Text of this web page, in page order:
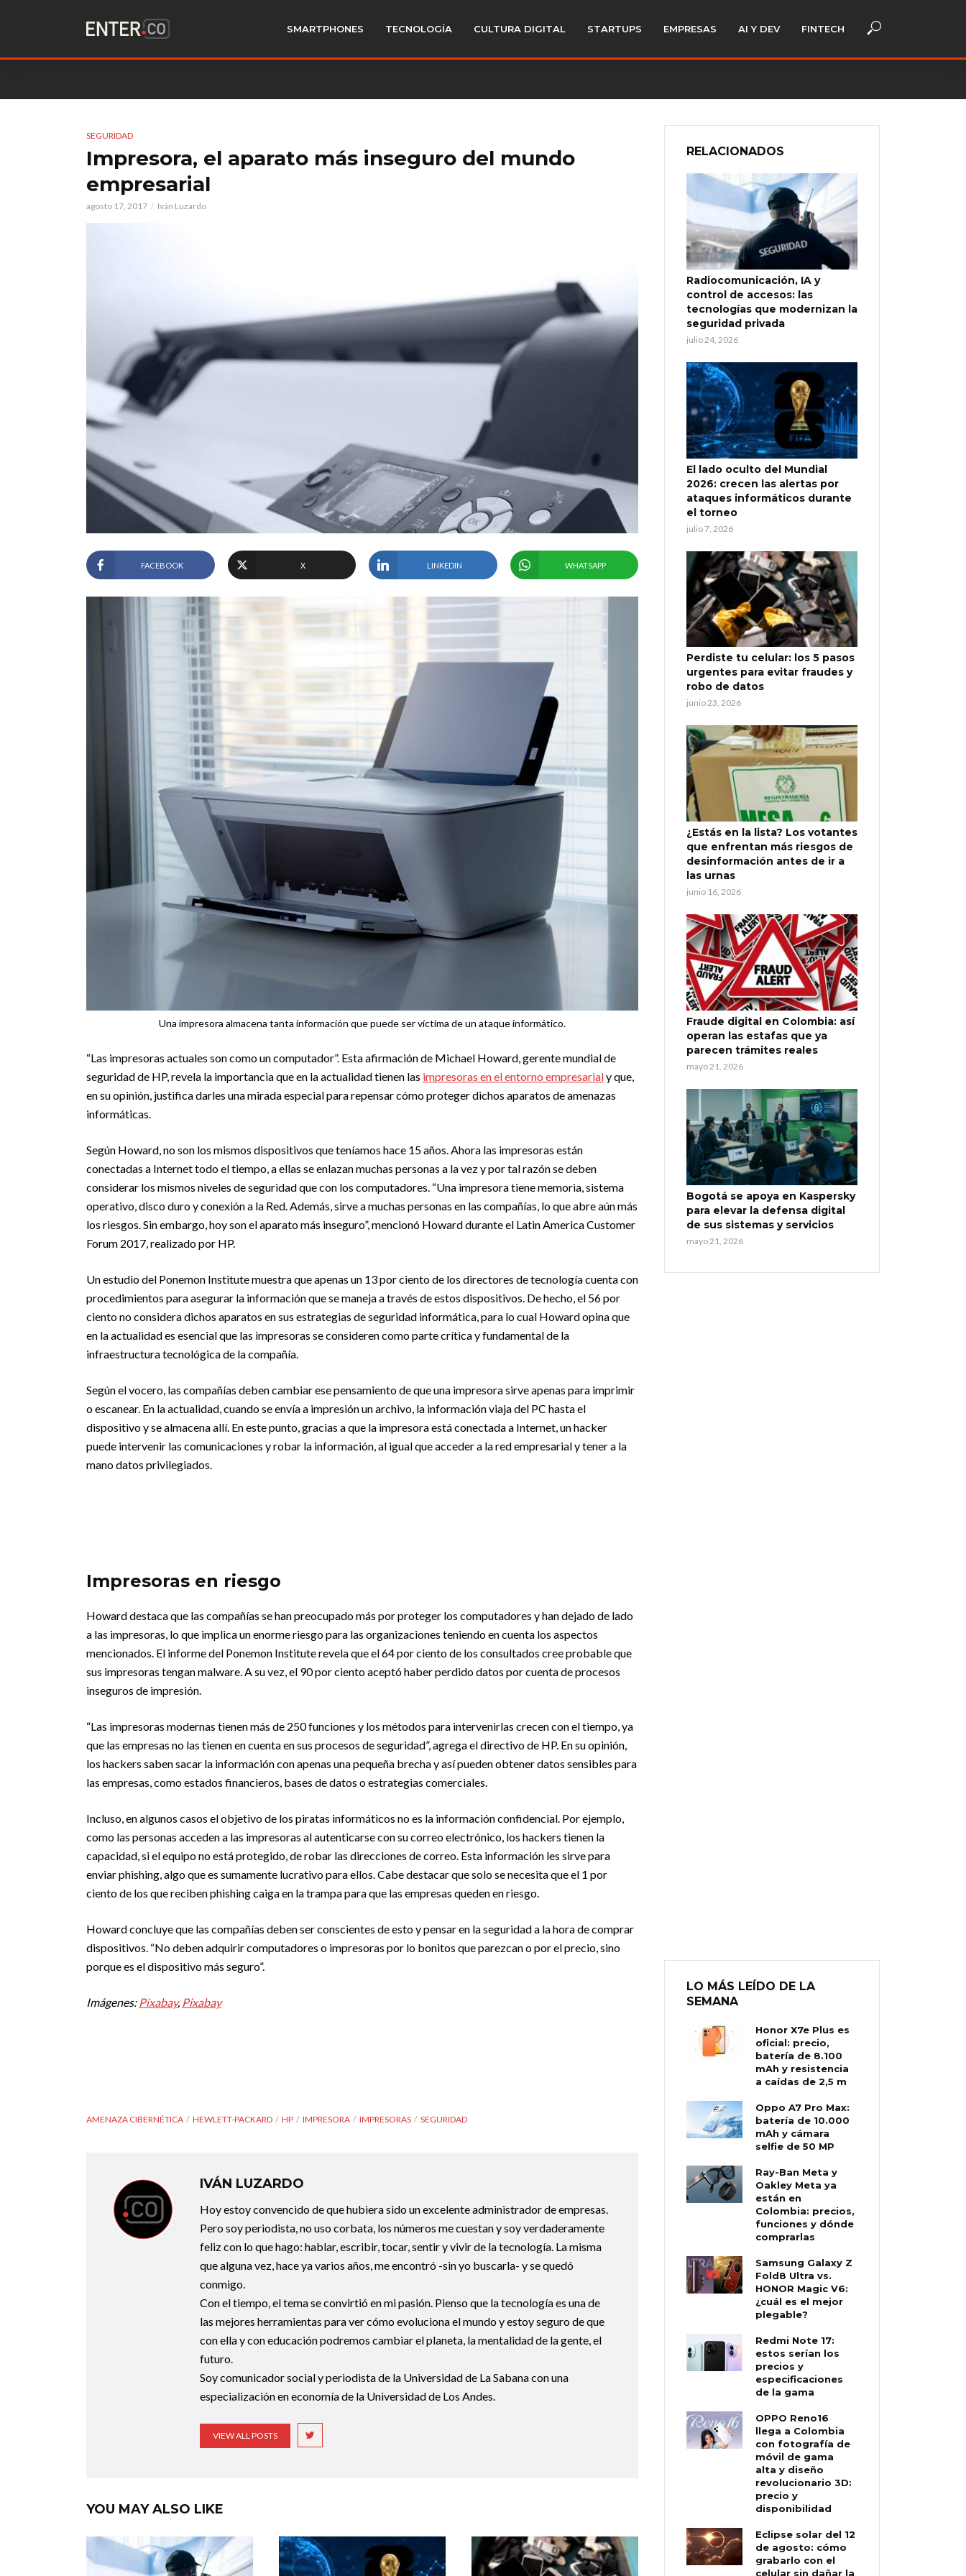
SMARTPHONES TECNOLOGÍA CULTURA DIGITAL STARTUPS EMPRESAS AI Y DEV FINTECH
SEGURIDAD
Impresora, el aparato más inseguro del mundo
empresarial
agosto 17, 2017 Iván Luzardo
FACEBOOK X LINKEDIN WHATSAPP
Una impresora almacena tanta información que puede ser víctima de un ataque informático.
“Las impresoras actuales son como un computador”. Esta afirmación de Michael Howard, gerente mundial de
seguridad de HP, revela la importancia que en la actualidad tienen las impresoras en el entorno empresarialy que,
en su opinión, justifica darles una mirada especial para repensar cómo proteger dichos aparatos de amenazas
informáticas.
Según Howard, no son los mismos dispositivos que teníamos hace 15 años. Ahora las impresoras están
conectadas a Internet todo el tiempo, a ellas se enlazan muchas personas a la vez y por tal razón se deben
considerar los mismos niveles de seguridad que con los computadores. “Una impresora tiene memoria, sistema
operativo, disco duro y conexión a la Red. Además, sirve a muchas personas en las compañías, lo que abre aún más
los riesgos. Sin embargo, hoy son el aparato más inseguro”, mencionó Howard durante el Latin America Customer
Forum 2017, realizado por HP.
Un estudio del Ponemon Institute muestra que apenas un 13 por ciento de los directores de tecnología cuenta con
procedimientos para asegurar la información que se maneja a través de estos dispositivos. De hecho, el 56 por
ciento no considera dichos aparatos en sus estrategias de seguridad informática, para lo cual Howard opina que
en la actualidad es esencial que las impresoras se consideren como parte crítica y fundamental de la
infraestructura tecnológica de la compañía.
Según el vocero, las compañías deben cambiar ese pensamiento de que una impresora sirve apenas para imprimir
o escanear. En la actualidad, cuando se envía a impresión un archivo, la información viaja del PC hasta el
dispositivo y se almacena allí. En este punto, gracias a que la impresora está conectada a Internet, un hacker
puede intervenir las comunicaciones y robar la información, al igual que acceder a la red empresarial y tener a la
mano datos privilegiados.
Impresoras en riesgo
Howard destaca que las compañías se han preocupado más por proteger los computadores y han dejado de lado
a las impresoras, lo que implica un enorme riesgo para las organizaciones teniendo en cuenta los aspectos
mencionados. El informe del Ponemon Institute revela que el 64 por ciento de los consultados cree probable que
sus impresoras tengan malware. A su vez, el 90 por ciento aceptó haber perdido datos por cuenta de procesos
inseguros de impresión.
“Las impresoras modernas tienen más de 250 funciones y los métodos para intervenirlas crecen con el tiempo, ya
que las empresas no las tienen en cuenta en sus procesos de seguridad”, agrega el directivo de HP. En su opinión,
los hackers saben sacar la información con apenas una pequeña brecha y así pueden obtener datos sensibles para
las empresas, como estados financieros, bases de datos o estrategias comerciales.
Incluso, en algunos casos el objetivo de los piratas informáticos no es la información confidencial. Por ejemplo,
como las personas acceden a las impresoras al autenticarse con su correo electrónico, los hackers tienen la
capacidad, si el equipo no está protegido, de robar las direcciones de correo. Esta información les sirve para
enviar phishing, algo que es sumamente lucrativo para ellos. Cabe destacar que solo se necesita que el 1 por
ciento de los que reciben phishing caiga en la trampa para que las empresas queden en riesgo.
Howard concluye que las compañías deben ser conscientes de esto y pensar en la seguridad a la hora de comprar
dispositivos. “No deben adquirir computadores o impresoras por lo bonitos que parezcan o por el precio, sino
porque es el dispositivo más seguro”.
Imágenes: Pixabay, Pixabay
AMENAZA CIBERNÉTICA HEWLETT-PACKARD HP IMPRESORA IMPRESORAS SEGURIDAD
IVÁN LUZARDO
Hoy estoy convencido de que hubiera sido un excelente administrador de empresas.
Pero soy periodista, no uso corbata, los números me cuestan y soy verdaderamente
feliz con lo que hago: hablar, escribir, tocar, sentir y vivir de la tecnología. La misma
que alguna vez, hace ya varios años, me encontró -sin yo buscarla- y se quedó
conmigo.
Con el tiempo, el tema se convirtió en mi pasión. Pienso que la tecnología es una de
las mejores herramientas para ver cómo evoluciona el mundo y estoy seguro de que
con ella y con educación podremos cambiar el planeta, la mentalidad de la gente, el
futuro.
Soy comunicador social y periodista de la Universidad de La Sabana con una
especialización en economía de la Universidad de Los Andes.
VIEW ALL POSTS
YOU MAY ALSO LIKE
RELACIONADOS
Radiocomunicación, IA y
control de accesos: las
tecnologías que modernizan la
seguridad privada
julio 24, 2026
El lado oculto del Mundial
2026: crecen las alertas por
ataques informáticos durante
el torneo
julio 7, 2026
Perdiste tu celular: los 5 pasos
urgentes para evitar fraudes y
robo de datos
junio 23, 2026
¿Estás en la lista? Los votantes
que enfrentan más riesgos de
desinformación antes de ir a
las urnas
junio 16, 2026
Fraude digital en Colombia: así
operan las estafas que ya
parecen trámites reales
mayo 21, 2026
Bogotá se apoya en Kaspersky
para elevar la defensa digital
de sus sistemas y servicios
mayo 21, 2026
LO MÁS LEÍDO DE LA
SEMANA
Honor X7e Plus es
oficial: precio,
batería de 8.100
mAh y resistencia
a caídas de 2,5 m
Oppo A7 Pro Max:
batería de 10.000
mAh y cámara
selfie de 50 MP
Ray-Ban Meta y
Oakley Meta ya
están en
Colombia: precios,
funciones y dónde
comprarlas
Samsung Galaxy Z
Fold8 Ultra vs.
HONOR Magic V6:
¿cuál es el mejor
plegable?
Redmi Note 17:
estos serían los
precios y
especificaciones
de la gama
OPPO Reno16
llega a Colombia
con fotografía de
móvil de gama
alta y diseño
revolucionario 3D:
precio y
disponibilidad
Eclipse solar del 12
de agosto: cómo
grabarlo con el
celular sin dañar la